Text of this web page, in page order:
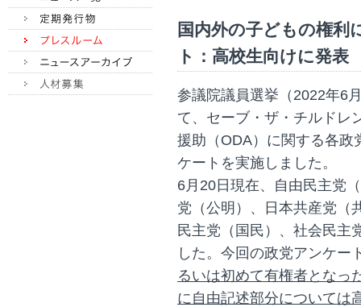
国内外の子どもの権利
ト：高校生向けに発表
参議院議員選挙（2022年6
て、セーブ・ザ・チルドレ
援助（ODA）に関する各政
ケートを実施しました。
6月20日現在、自由民主党
党（公明）、日本共産党（
民主党（国民）、社会民主
した。今回の政党アンケー
るいは初めて有権者となっ
に自由記述部分については